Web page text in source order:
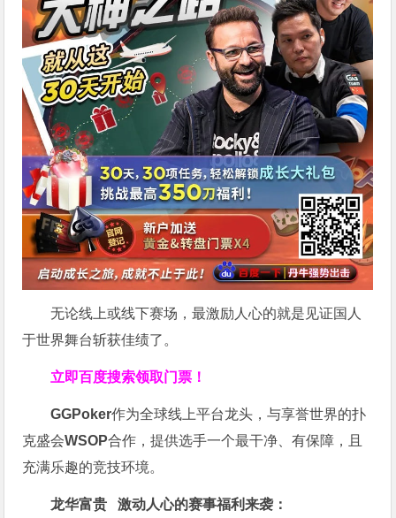
无论线上或线下赛场，最激励人心的就是见证国人
于世界舞台斩获佳绩了。
立即百度搜索领取门票！
GGPoker作为全球线上平台龙头，与享誉世界的扑
克盛会WSOP合作，提供选手一个最干净、有保障，且
充满乐趣的竞技环境。
龙华富贵 激动人心的赛事福利来袭：